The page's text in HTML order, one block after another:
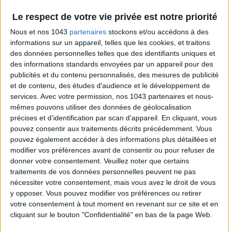
Le respect de votre vie privée est notre priorité
Nous et nos 1043 partenaires stockons et/ou accédons à des
informations sur un appareil, telles que les cookies, et traitons
des données personnelles telles que des identifiants uniques et
des informations standards envoyées par un appareil pour des
publicités et du contenu personnalisés, des mesures de publicité
et de contenu, des études d'audience et le développement de
services. Avec votre permission, nos 1043 partenaires et nous-
mêmes pouvons utiliser des données de géolocalisation
précises et d’identification par scan d'appareil. En cliquant, vous
pouvez consentir aux traitements décrits précédemment. Vous
pouvez également accéder à des informations plus détaillées et
modifier vos préférences avant de consentir ou pour refuser de
donner votre consentement. Veuillez noter que certains
traitements de vos données personnelles peuvent ne pas
nécessiter votre consentement, mais vous avez le droit de vous
y opposer. Vous pouvez modifier vos préférences ou retirer
votre consentement à tout moment en revenant sur ce site et en
cliquant sur le bouton "Confidentialité" en bas de la page Web.
SPF 50 SUNSCREENS YOU'LL ACTUALLY WANT TO SLATHER ON
THE BEST HOTELS FOR A SPA AND GASTRONOMY WEEKEND